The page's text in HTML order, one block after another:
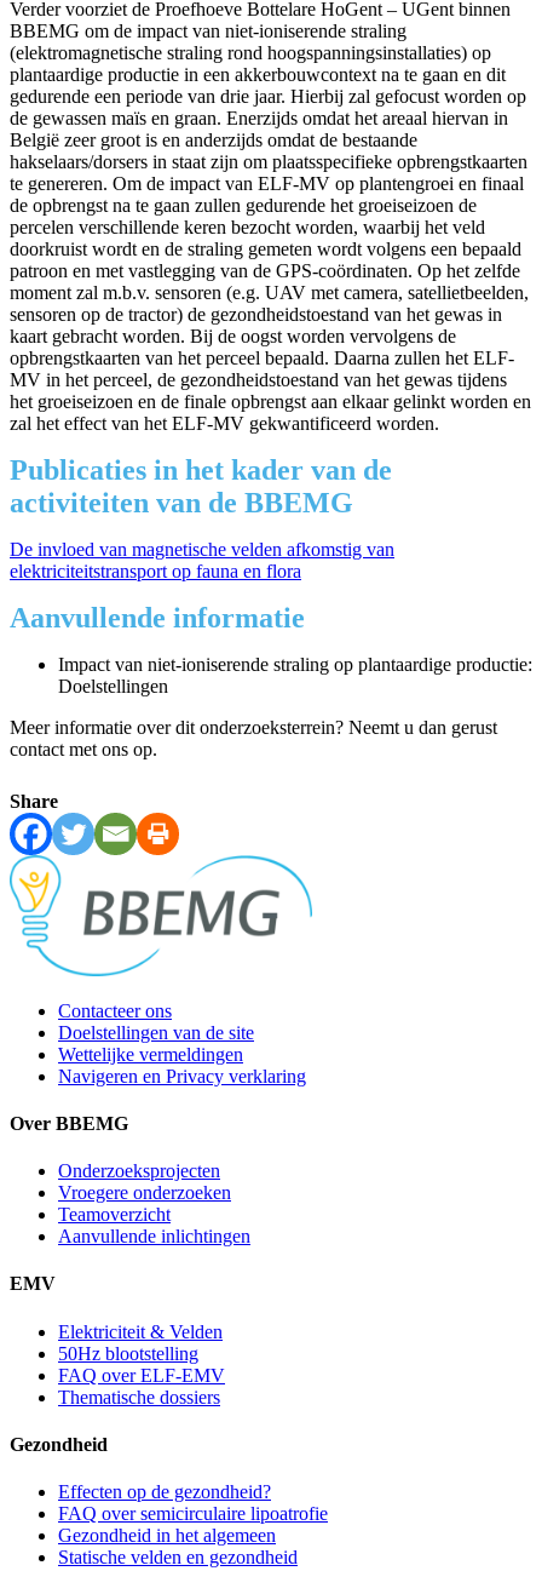
Verder voorziet de Proefhoeve Bottelare HoGent – UGent binnen
BBEMG om de impact van niet-ioniserende straling
(elektromagnetische straling rond hoogspanningsinstallaties) op
plantaardige productie in een akkerbouwcontext na te gaan en dit
gedurende een periode van drie jaar. Hierbij zal gefocust worden op
de gewassen maïs en graan. Enerzijds omdat het areaal hiervan in
België zeer groot is en anderzijds omdat de bestaande
hakselaars/dorsers in staat zijn om plaatsspecifieke opbrengstkaarten
te genereren. Om de impact van ELF-MV op plantengroei en finaal
de opbrengst na te gaan zullen gedurende het groeiseizoen de
percelen verschillende keren bezocht worden, waarbij het veld
doorkruist wordt en de straling gemeten wordt volgens een bepaald
patroon en met vastlegging van de GPS-coördinaten. Op het zelfde
moment zal m.b.v. sensoren (e.g. UAV met camera, satellietbeelden,
sensoren op de tractor) de gezondheidstoestand van het gewas in
kaart gebracht worden. Bij de oogst worden vervolgens de
opbrengstkaarten van het perceel bepaald. Daarna zullen het ELF-
MV in het perceel, de gezondheidstoestand van het gewas tijdens
het groeiseizoen en de finale opbrengst aan elkaar gelinkt worden en
zal het effect van het ELF-MV gekwantificeerd worden.
Publicaties in het kader van de
activiteiten van de BBEMG
De invloed van magnetische velden afkomstig van
elektriciteitstransport op fauna en flora
Aanvullende informatie
Impact van niet-ioniserende straling op plantaardige productie:
Doelstellingen
Meer informatie over dit onderzoeksterrein? Neemt u dan gerust
contact met ons op.
Share
Contacteer ons
Doelstellingen van de site
Wettelijke vermeldingen
Navigeren en Privacy verklaring
Over BBEMG
Onderzoeksprojecten
Vroegere onderzoeken
Teamoverzicht
Aanvullende inlichtingen
EMV
Elektriciteit & Velden
50Hz blootstelling
FAQ over ELF-EMV
Thematische dossiers
Gezondheid
Effecten op de gezondheid?
FAQ over semicirculaire lipoatrofie
Gezondheid in het algemeen
Statische velden en gezondheid